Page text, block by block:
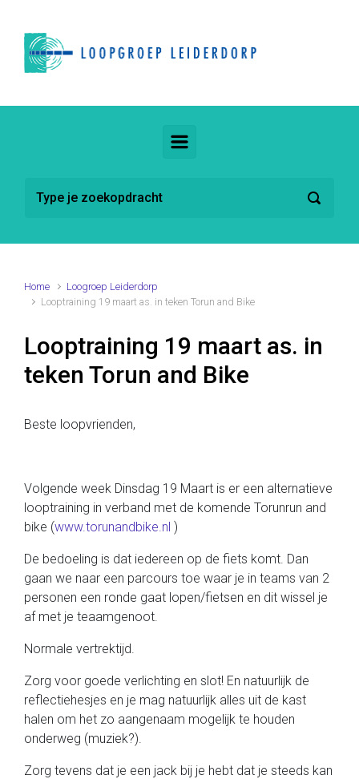
Home
Loogroep Leiderdorp
Looptraining 19 maart as. in teken Torun and Bike
Looptraining 19 maart as. in
teken Torun and Bike
Beste loopvrienden,
Volgende week Dinsdag 19 Maart is er een alternatieve
looptraining in verband met de komende Torunrun and
bike (www.torunandbike.nl )
De bedoeling is dat iedereen op de fiets komt. Dan
gaan we naar een parcours toe waar je in teams van 2
personen een ronde gaat lopen/fietsen en dit wissel je
af met je teaamgenoot.
Normale vertrektijd.
Zorg voor goede verlichting en slot! En natuurlijk de
reflectiehesjes en je mag natuurlijk alles uit de kast
halen om het zo aangenaam mogelijk te houden
onderweg (muziek?).
Zorg tevens dat je een jack bij je hebt dat je steeds kan